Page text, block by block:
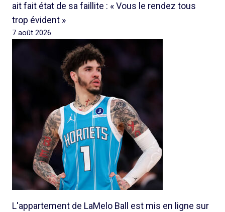
ait fait état de sa faillite : « Vous le rendez tous
trop évident »
7 août 2026
L'appartement de LaMelo Ball est mis en ligne sur